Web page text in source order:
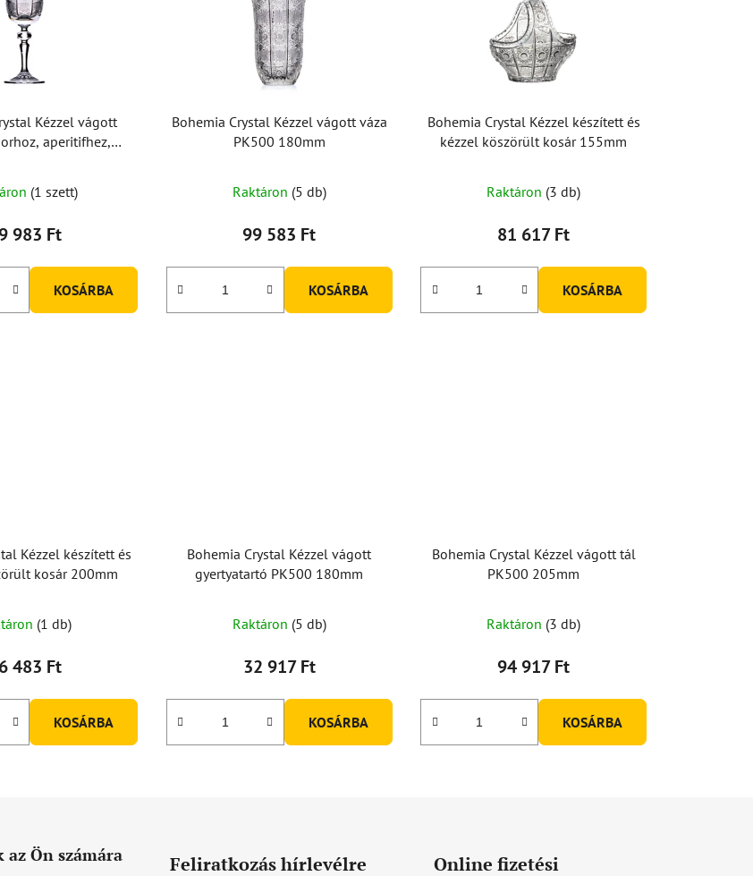
Kézzel vágott
aperitifhez,
(1 szett)
983 Ft
KOSÁRBA
Bohemia Crystal Kézzel vágott váza
PK500 180mm
Raktáron (5 db)
99 583 Ft
KOSÁRBA
Bohemia Crystal Kézzel készített és
kézzel köszörült kosár 155mm
Raktáron (3 db)
81 617 Ft
KOSÁRBA
Kézzel készített és
kosár 200mm
(1 db)
483 Ft
KOSÁRBA
Bohemia Crystal Kézzel vágott
gyertyatartó PK500 180mm
Raktáron (5 db)
32 917 Ft
KOSÁRBA
Bohemia Crystal Kézzel vágott tál
PK500 205mm
Raktáron (3 db)
94 917 Ft
KOSÁRBA
Ön számára Feliratkozás hírlevélre
Online fizetési